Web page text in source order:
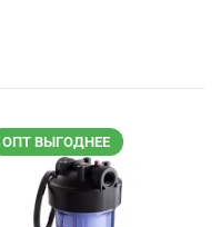
ОПТ ВЫГОДНЕЕ